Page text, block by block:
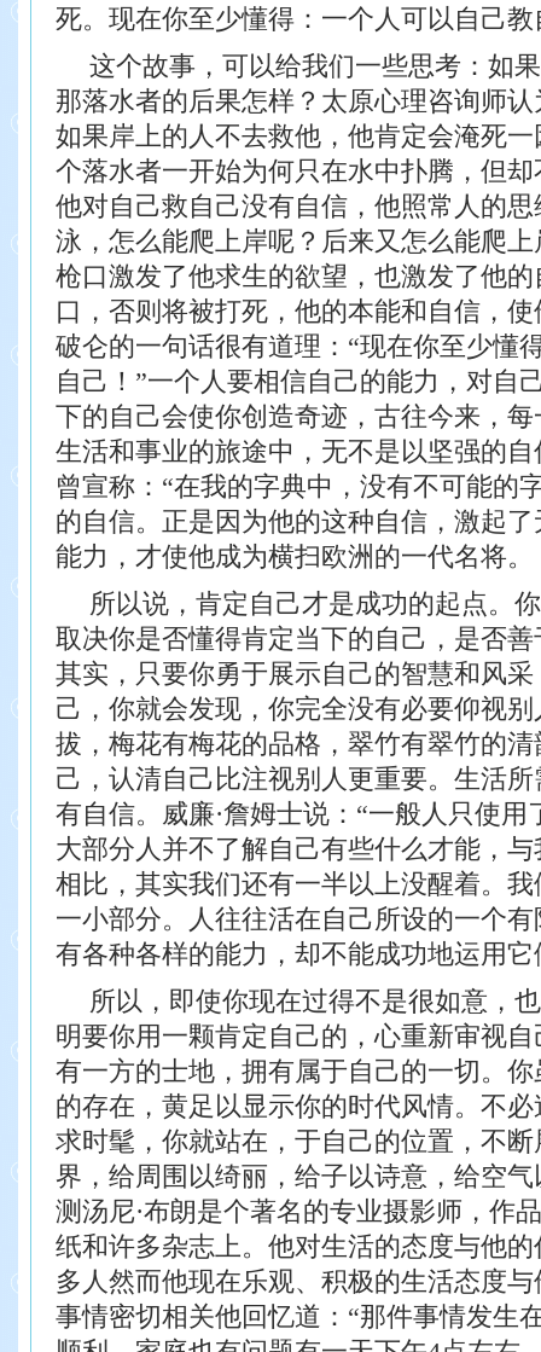
死。现在你至少懂得：一个人可以自己教
这个故事，可以给我们一些思考：如
那落水者的后果怎样？太原心理咨询师
如果岸上的人不去救他，他肯定会淹死一
个落水者一开始为何只在水中扑腾，但却
他对自己救自己没有自信，他照常人的思
泳，怎么能爬上岸呢？后来又怎么能爬
枪口激发了他求生的欲望，也激发了他的
口，否则将被打死，他的本能和自信，
破仑的一句话很有道理：“现在你至少懂
自己！”一个人要相信自己的能力，对自
下的自己会使你创造奇迹，古往今来，
生活和事业的旅途中，无不是以坚强的
曾宣称：“在我的字典中，没有不可能的
的自信。 正是因为他的这种自信，激起
能力，才使他成为横扫欧洲的一代名将。
所以说，肯定自己才是成功的起点。
取决你是否懂得肯定当下的自己，是否
其实，只要你勇于展示自己的智慧和风
己， 你就会发现，你完全没有必要仰视
拔，梅花有梅花的品格，翠竹有翠竹的
己，认清自己比注视别人更重要。生活
有自信。 威廉·詹姆士说：“一般人只使用
大部分人并不了解自己有些什么才能，
相比，其实我们还有一半以上没醒着。
一小部分。人往往活在自己所设的一个
有各种各样的能力，却不能成功地运用它
所以，即使你现在过得不是很如意，
明要你用一颗肯定自己的，心重新审视
有一方的士地，拥有属于自己的一切。
的存在，黄足 以显示你的时代风情。不
求时髦，你就站在， 于自己的位置，不
界，给周围以绮丽，给子以诗意，给空
测 汤尼·布朗是个著名的专业摄影师，作
纸和许多杂志上。他对生活的态度与他
多人然而他现在乐观、积极的生活态度
事情密切相关他回忆道：“那件事情发生